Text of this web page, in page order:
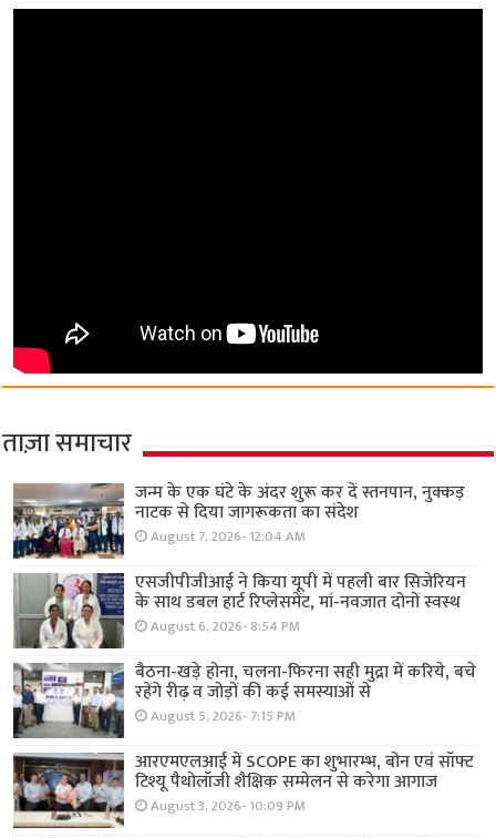
ताज़ा समाचार
जन्म के एक घंटे के अंदर शुरू कर दें स्तनपान, नुक्कड़
नाटक से दिया जागरूकता का संदेश
August 7, 2026- 12:04 AM
एसजीपीजीआई ने किया यूपी में पहली बार सिजेरियन
के साथ डबल हार्ट रिप्लेसमेंट, मां-नवजात दोनों स्वस्थ
August 6, 2026- 8:54 PM
बैठना-खड़े होना, चलना-फिरना सही मुद्रा में करिये, बचे
रहेंगे रीढ़ व जोड़ों की कई समस्याओं से
August 5, 2026- 7:15 PM
आरएमएलआई में SCOPE का शुभारम्भ, बोन एवं सॉफ्ट
टिश्यू पैथोलॉजी शैक्षिक सम्मेलन से करेगा आगाज
August 3, 2026- 10:09 PM